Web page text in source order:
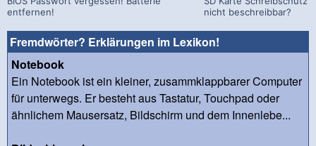
entfernen!
nicht beschreibbar?
Fremdwörter? Erklärungen im Lexikon!
Notebook
Ein Notebook ist ein kleiner, zusammklappbarer Computer
für unterwegs. Er besteht aus Tastatur, Touchpad oder
ähnlichem Mausersatz, Bildschirm und dem Innenlebe...